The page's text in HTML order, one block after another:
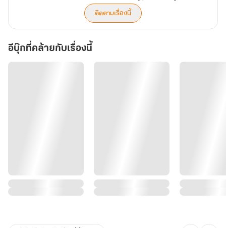
เรื่องราวของ 3 หนุ่ม และ 3 สาว วัยว้าวุ่นทั้ง 6 ผู้ถักทอความสัมพันธ์กัน
จากเพื่อนบ้าน นำพาไปสู่มิติชีวิตอันวาไรตี้สีสันสุดหรรษาของแต่ละคน ที่
จะสร้างรอยยิ้ม ไปจนถึงระเบิดเสียงหัวเราะดังๆ ออกมา ตามแบบฉบับ
เจน Z ผู้พกแอดติจูดและความโว้กติดตัวมากับพวกเขาด้วย!
ติดตามเรื่องนี้
อีบุ๊กที่คล้ายกับเรื่องนี้